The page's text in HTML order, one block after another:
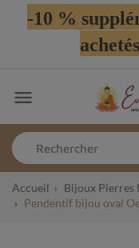
-10 %

Accueil Bijoux Pierres
Pendentif bijou oval